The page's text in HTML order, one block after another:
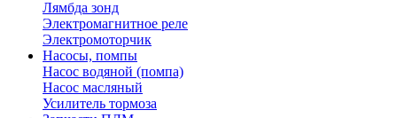
Лямбда зонд
Электромагнитное реле
Электромоторчик
Насосы, помпы
Насос водяной (помпа)
Насос масляный
Усилитель тормоза